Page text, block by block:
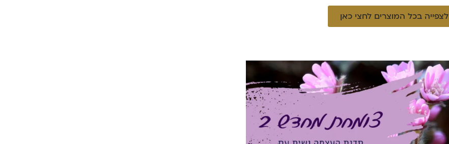
לצפייה בכל המוצרים לחצי כאן